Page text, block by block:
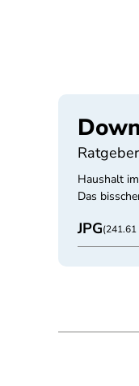
Haushalt
Das
JPG(241.61